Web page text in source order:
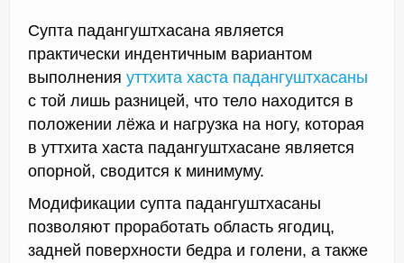
Супта падангуштхасана является
практически индентичным вариантом
выполнения уттхита хаста падангуштхасаны
с той лишь разницей, что тело находится в
положении лёжа и нагрузка на ногу, которая
в уттхита хаста падангуштхасане является
опорной, сводится к минимуму.
Модификации супта падангуштхасаны
позволяют проработать область ягодиц,
задней поверхности бедра и голени, а также